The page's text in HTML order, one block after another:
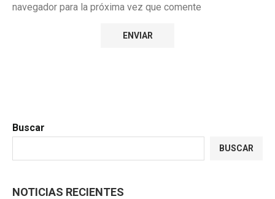
navegador para la próxima vez que comente
Buscar
BUSCAR
NOTICIAS RECIENTES